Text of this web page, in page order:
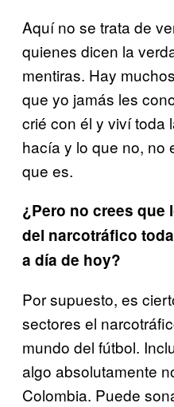
Aquí no se trata de
quienes dicen la
mentiras. Hay
que yo jamás les
crié con él y viví toda
hacía y lo que no, no
que es.
¿Pero no crees que
del narcotráfico
a día de hoy?
Por supuesto, es
sectores el
mundo del fútbol.
algo absolutamente
Colombia. Puede